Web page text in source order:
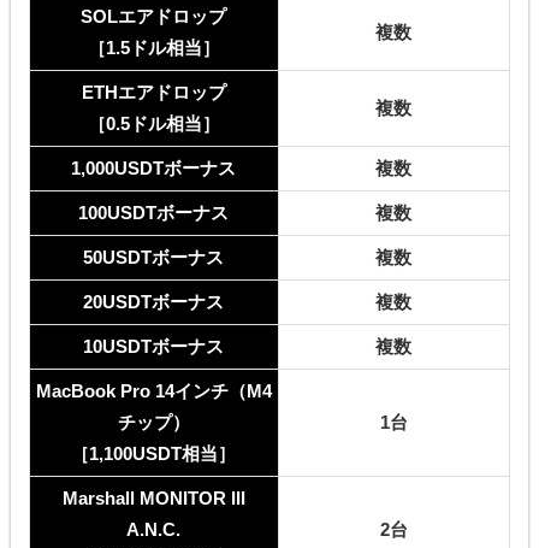
SOLエアドロップ
［1.5ドル相当］
複数
ETHエアドロップ
［0.5ドル相当］
複数
1,000USDTボーナス 複数
100USDTボーナス 複数
50USDTボーナス 複数
20USDTボーナス 複数
10USDTボーナス 複数
MacBook Pro 14インチ（M4
チップ）
［1,100USDT相当］
1台
Marshall MONITOR III
A.N.C.
2台